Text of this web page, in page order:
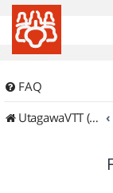
FAQ
UtagawaVTT (Randos VTT et VTTAE avec traces GPS)